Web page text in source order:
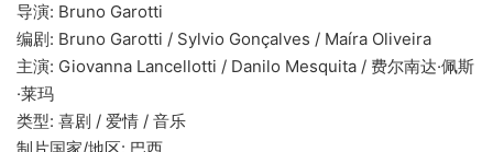
导演: Bruno Garotti
编剧: Bruno Garotti / Sylvio Gonçalves / Maíra Oliveira
主演: Giovanna Lancellotti / Danilo Mesquita / 费尔南达·佩斯
·莱玛
类型: 喜剧 / 爱情 / 音乐